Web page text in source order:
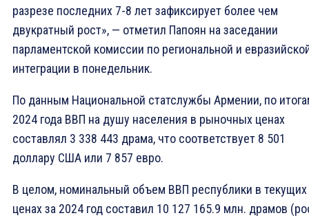
разрезе последних 7-8 лет зафиксирует более чем
двукратный рост», — отметил Папоян на заседании
парламентской комиссии по региональной и
интеграции в понедельник.
По данным Национальной статслужбы Армении, по
2024 года ВВП на душу населения в рыночных ценах
составлял 3 338 443 драма, что соответствует 8 501
доллару США или 7 857 евро.
В целом, номинальный объем ВВП республики в текущих
ценах за 2024 год составил 10 127 165.9 млн. драмов